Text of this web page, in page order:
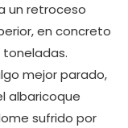
un retroceso
en concreto
toneladas.
mejor parado,
albaricoque
sufrido por